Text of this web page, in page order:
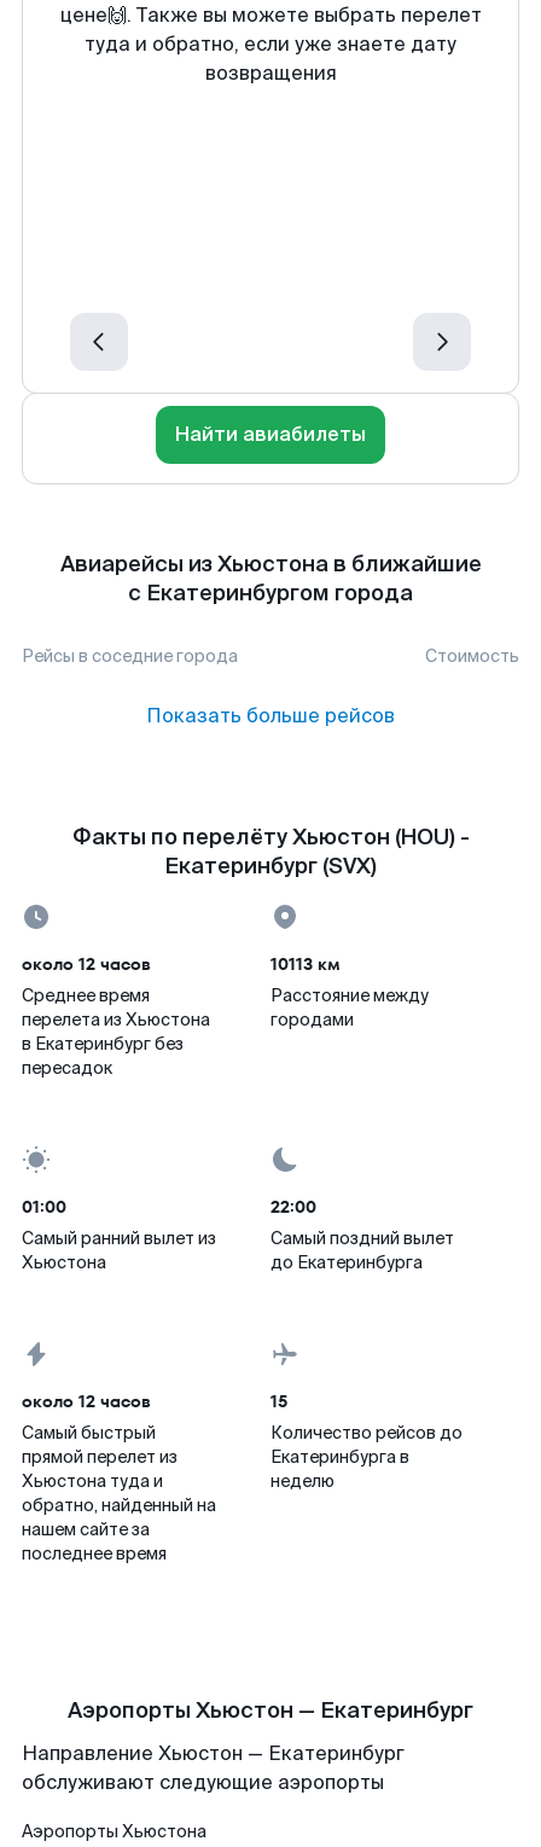
цене🙌. Также вы можете выбрать перелет
туда и обратно, если уже знаете дату
возвращения
Найти авиабилеты
Авиарейсы из Хьюстона в ближайшие
с Екатеринбургом города
Рейсы в соседние города Стоимость
Показать больше рейсов
Факты по перелёту Хьюстон (HOU) -
Екатеринбург (SVX)
около 12 часов
Среднее время
перелета из Хьюстона
в Екатеринбург без
пересадок
10113 км
Расстояние между
городами
01:00
Самый ранний вылет из
Хьюстона
22:00
Самый поздний вылет
до Екатеринбурга
около 12 часов
Самый быстрый
прямой перелет из
Хьюстона туда и
обратно, найденный на
нашем сайте за
последнее время
15
Количество рейсов до
Екатеринбурга в
неделю
Аэропорты Хьюстон — Екатеринбург
Направление Хьюстон — Екатеринбург
обслуживают следующие аэропорты
Аэропорты Хьюстона